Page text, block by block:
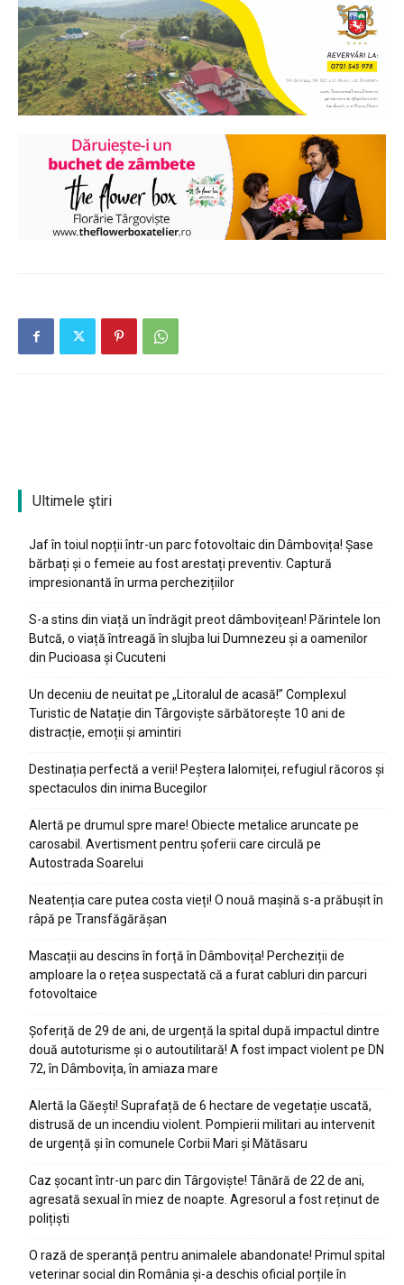
Ultimele ştiri
Jaf în toiul nopții într-un parc fotovoltaic din Dâmbovița! Șase
bărbați și o femeie au fost arestați preventiv. Captură
impresionantă în urma perchezițiilor
S-a stins din viață un îndrăgit preot dâmbovițean! Părintele Ion
Butcă, o viață întreagă în slujba lui Dumnezeu și a oamenilor
din Pucioasa și Cucuteni
Un deceniu de neuitat pe „Litoralul de acasă!” Complexul
Turistic de Natație din Târgoviște sărbătorește 10 ani de
distracție, emoții și amintiri
Destinația perfectă a verii! Peștera Ialomiței, refugiul răcoros și
spectaculos din inima Bucegilor
Alertă pe drumul spre mare! Obiecte metalice aruncate pe
carosabil. Avertisment pentru șoferii care circulă pe
Autostrada Soarelui
Neatenția care putea costa vieți! O nouă mașină s-a prăbușit în
râpă pe Transfăgărășan
Mascații au descins în forță în Dâmbovița! Percheziții de
amploare la o rețea suspectată că a furat cabluri din parcuri
fotovoltaice
Șoferiță de 29 de ani, de urgență la spital după impactul dintre
două autoturisme și o autoutilitară! A fost impact violent pe DN
72, în Dâmbovița, în amiaza mare
Alertă la Găești! Suprafață de 6 hectare de vegetație uscată,
distrusă de un incendiu violent. Pompierii militari au intervenit
de urgență și în comunele Corbii Mari și Mătăsaru
Caz șocant într-un parc din Târgoviște! Tânără de 22 de ani,
agresată sexual în miez de noapte. Agresorul a fost reținut de
polițiști
O rază de speranță pentru animalele abandonate! Primul spital
veterinar social din România și-a deschis oficial porțile în